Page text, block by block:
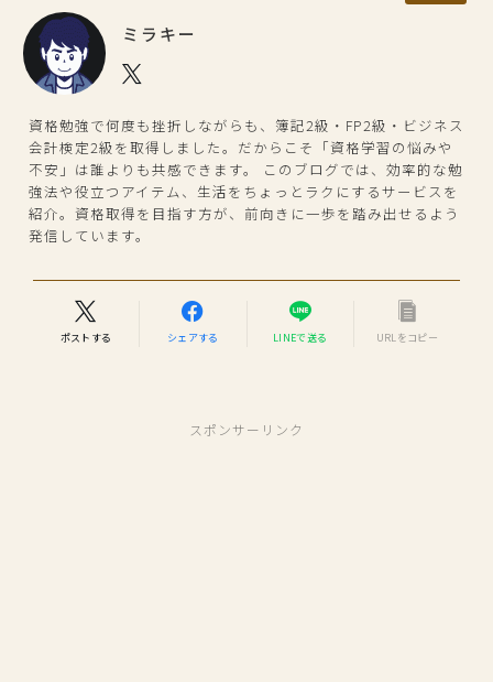
ミラキー
資格勉強で何度も挫折しながらも、簿記2級・FP2級・ビジネス
会計検定2級を取得しました。だからこそ「資格学習の悩みや
不安」は誰よりも共感できます。 このブログでは、効率的な勉
強法や役立つアイテム、生活をちょっとラクにするサービスを
紹介。資格取得を目指す方が、前向きに一歩を踏み出せるよう
発信しています。
ポストする シェアする LINEで送る URLをコピー
スポンサーリンク